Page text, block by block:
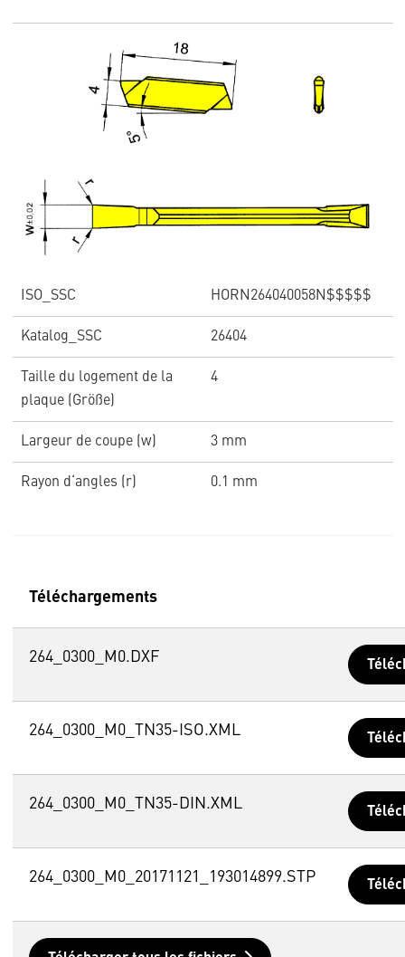
ISO_SSC HORN264040058N$$$$$
Katalog_SSC 26404
Taille du logement de la
plaque (Größe)
4
Largeur de coupe (w) 3 mm
Rayon d‘angles (r) 0.1 mm
Téléchargements
264_0300_M0.DXF
264_0300_M0_TN35-ISO.XML
264_0300_M0_TN35-DIN.XML
264_0300_M0_20171121_193014899.STP